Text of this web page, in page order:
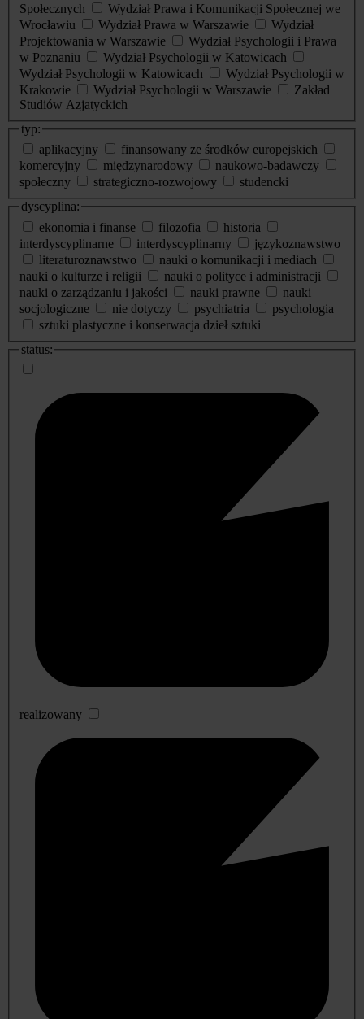
Społecznych
Wydział Prawa i Komunikacji Społecznej we
Wrocławiu
Wydział Prawa w Warszawie
Wydział
Projektowania w Warszawie
Wydział Psychologii i Prawa
w Poznaniu
Wydział Psychologii w Katowicach
Wydział Psychologii w Katowicach
Wydział Psychologii w
Krakowie
Wydział Psychologii w Warszawie
Zakład
Studiów Azjatyckich
typ:
aplikacyjny
finansowany ze środków europejskich
komercyjny
międzynarodowy
naukowo-badawczy
społeczny
strategiczno-rozwojowy
studencki
dyscyplina:
ekonomia i finanse
filozofia
historia
interdyscyplinarne
interdyscyplinarny
językoznawstwo
literaturoznawstwo
nauki o komunikacji i mediach
nauki o kulturze i religii
nauki o polityce i administracji
nauki o zarządzaniu i jakości
nauki prawne
nauki
socjologiczne
nie dotyczy psychiatria
psychologia
sztuki plastyczne i konserwacja dzieł sztuki
status:
realizowany